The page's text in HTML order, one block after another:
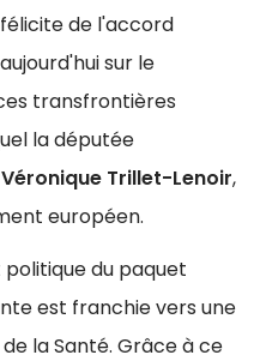
de l'accord
sur le
transfrontières
la députée
Véronique Trillet-Lenoir,
européen.
du paquet
est franchie vers une
la Santé. Grâce à ce